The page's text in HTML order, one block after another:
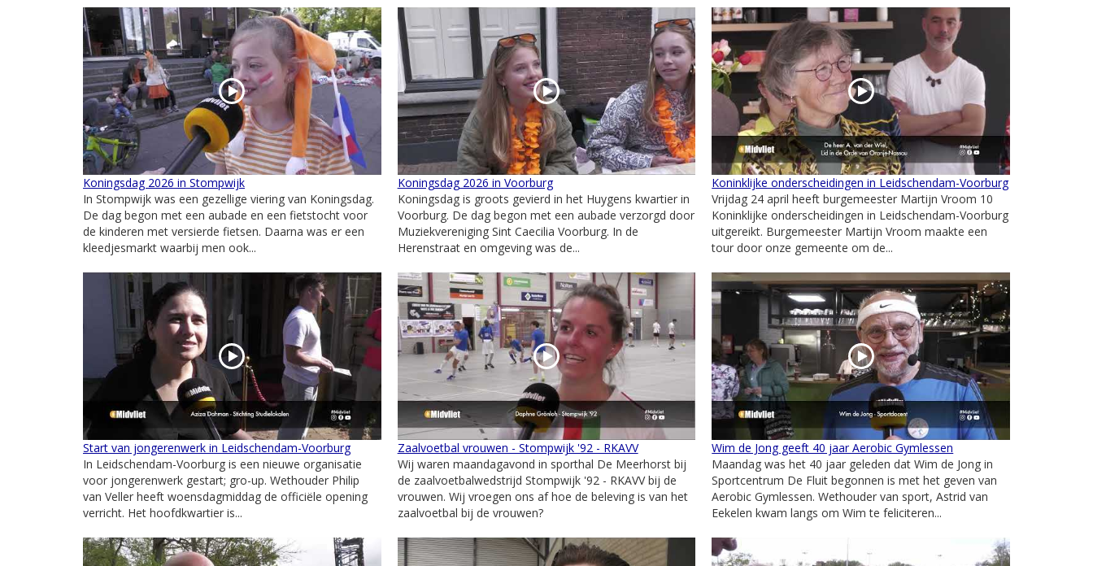
Koningsdag 2026 in Stompwijk
In Stompwijk was een gezellige viering van Koningsdag.
De dag begon met een aubade en een fietstocht voor
de kinderen met versierde fietsen. Daarna was er een
kleedjesmarkt waarbij men ook...
Koningsdag 2026 in Voorburg
Koningsdag is groots gevierd in het Huygens kwartier in
Voorburg. De dag begon met een aubade verzorgd door
Muziekvereniging Sint Caecilia Voorburg. In de
Herenstraat en omgeving was de...
Koninklijke onderscheidingen in Leidschendam-Voorburg
Vrijdag 24 april heeft burgemeester Martijn Vroom 10
Koninklijke onderscheidingen in Leidschendam-Voorburg
uitgereikt. Burgemeester Martijn Vroom maakte een
tour door onze gemeente om de...
Start van jongerenwerk in Leidschendam-Voorburg
In Leidschendam-Voorburg is een nieuwe organisatie
voor jongerenwerk gestart; gro-up. Wethouder Philip
van Veller heeft woensdagmiddag de officiële opening
verricht. Het hoofdkwartier is...
Zaalvoetbal vrouwen - Stompwijk '92 - RKAVV
Wij waren maandagavond in sporthal De Meerhorst bij
de zaalvoetbalwedstrijd Stompwijk '92 - RKAVV bij de
vrouwen. Wij vroegen ons af hoe de beleving is van het
zaalvoetbal bij de vrouwen?
Wim de Jong geeft 40 jaar Aerobic Gymlessen
Maandag was het 40 jaar geleden dat Wim de Jong in
Sportcentrum De Fluit begonnen is met het geven van
Aerobic Gymlessen. Wethouder van sport, Astrid van
Eekelen kwam langs om Wim te feliciteren...